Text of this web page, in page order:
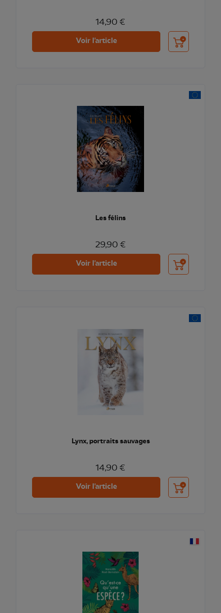
14,90 €
Voir l'article Ajouter au
Les félins
29,90 €
Voir l'article Ajouter au
Lynx, portraits sauvages
14,90 €
Voir l'article Ajouter au